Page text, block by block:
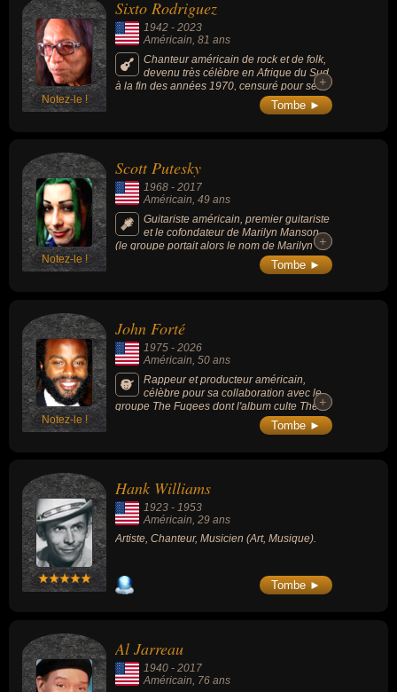
Notez-le !
Sixto Rodriguez
1942 - 2023
Américain , 81 ans
Chanteur américain de rock et de folk,
devenu très célèbre en Afrique du Sud
à la fin des années 1970, censuré pour ses
paroles contestataires évoquant les droits
sociaux et la libération sexuelle, il a participé
du meilleur film documentaire).
+
+
Tombe ►
Notez-le !
Scott Putesky
1968 - 2017
Américain, 49 ans
Guitariste américain, premier guitariste
et le cofondateur de Marilyn Manson
(le groupe portait alors le nom de Marilyn
Manson & The Spooky Kids). Il était donc le
deuxième membre du groupe, jusqu'à ce
+
+
Tombe ►
Notez-le !
John Forté
1975 - 2026
Américain , 50 ans
Rappeur et producteur américain,
célèbre pour sa collaboration avec le
groupe The Fugees dont l'album culte The
Score (nommé aux Grammy Awards), son
album Poly Sci (1998) est devenu un
+
+
Tombe ►
Hank Williams
1923 - 1953
Américain, 29 ans
Artiste, Chanteur, Musicien (Art, Musique).
Tombe ►
Al Jarreau
1940 - 2017
Américain, 76 ans